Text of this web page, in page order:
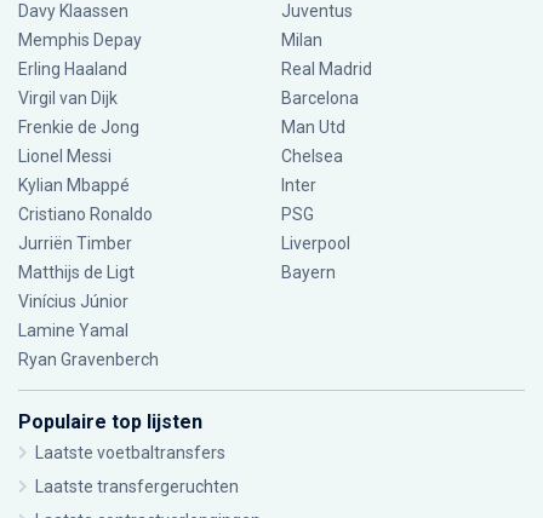
Davy Klaassen
Memphis Depay
Erling Haaland
Virgil van Dijk
Frenkie de Jong
Lionel Messi
Kylian Mbappé
Cristiano Ronaldo
Jurriën Timber
Matthijs de Ligt
Vinícius Júnior
Lamine Yamal
Ryan Gravenberch
Juventus
Milan
Real Madrid
Barcelona
Man Utd
Chelsea
Inter
PSG
Liverpool
Bayern
Populaire top lijsten
Laatste voetbaltransfers
Laatste transfergeruchten